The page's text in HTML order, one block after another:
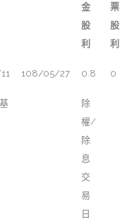
金
股
利
票
股
利
108/05/27 0.8 0
除
權/
除
息
交
易
日